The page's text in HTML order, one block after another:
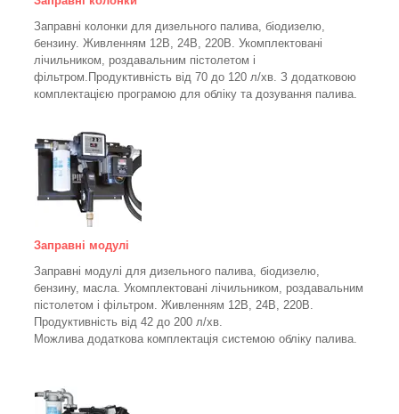
Заправні колонки для дизельного палива, біодизелю,
бензину. Живленням 12В, 24В, 220В. Укомплектовані
лічильником, роздавальним пістолетом і
фільтром. Продуктивність від 70 до 120 л/хв. З додатковою
комплектацією програмою для обліку та дозування палива.
Заправні модулі
Заправні модулі для дизельного палива, біодизелю,
бензину, масла. Укомплектовані лічильником, роздавальним
пістолетом і фільтром. Живленням 12В, 24В, 220В.
Продуктивність від 42 до 200 л/хв.
Можлива додаткова комплектація системою обліку палива.